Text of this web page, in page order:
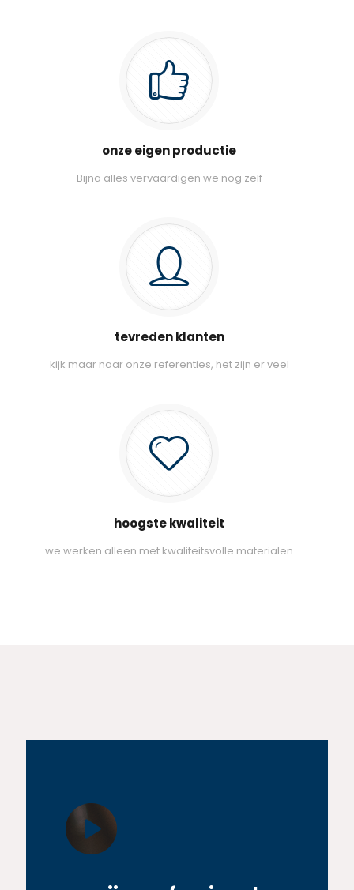
onze eigen productie
Bijna alles vervaardigen we nog zelf
tevreden klanten
kijk maar naar onze referenties, het zijn er veel
hoogste kwaliteit
we werken alleen met kwaliteitsvolle materialen